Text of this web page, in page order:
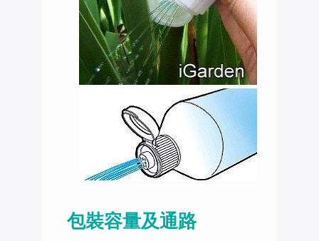
包裝容量及通路